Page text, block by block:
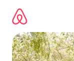
directement
contenu